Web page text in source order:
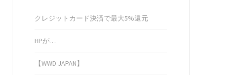
クレジットカード決済で最大5%還元
HPが…
【WWD JAPAN】